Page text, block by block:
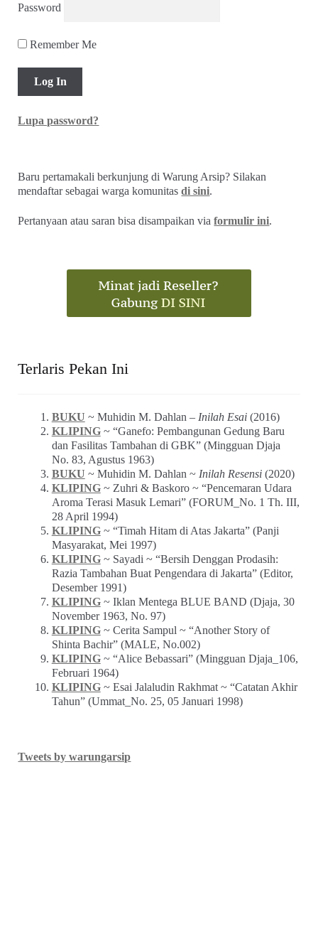
Password
Remember Me
Lupa password?
Baru pertamakali berkunjung di Warung Arsip? Silakan
mendaftar sebagai warga komunitasdi sini.
Pertanyaan atau saran bisa disampaikan viaformulir ini.
Terlaris Pekan Ini
BUKU ~ Muhidin M. Dahlan – Inilah Esai(2016)
KLIPING~ “Ganefo: Pembangunan Gedung Baru
dan Fasilitas Tambahan di GBK” (Mingguan Djaja
No. 83, Agustus 1963)
BUKU ~ Muhidin M. Dahlan ~ Inilah Resensi(2020)
KLIPING~ Zuhri & Baskoro ~ “Pencemaran Udara
Aroma Terasi Masuk Lemari” (FORUM_No. 1 Th. III,
28 April 1994)
KLIPING~ “Timah Hitam di Atas Jakarta” (Panji
Masyarakat, Mei 1997)
KLIPING~ Sayadi ~ “Bersih Denggan Prodasih:
Razia Tambahan Buat Pengendara di Jakarta” (Editor,
Desember 1991)
KLIPING~ Iklan Mentega BLUE BAND (Djaja, 30
November 1963, No. 97)
KLIPING~ Cerita Sampul ~ “Another Story of
Shinta Bachir” (MALE, No.002)
KLIPING~ “Alice Bebassari” (Mingguan Djaja_106,
Februari 1964)
KLIPING~ Esai Jalaludin Rakhmat ~ “Catatan Akhir
Tahun” (Ummat_No. 25, 05 Januari 1998)
Tweets by warungarsip